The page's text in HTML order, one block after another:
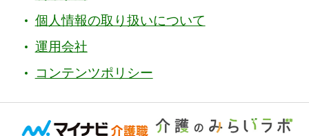
個人情報の取り扱いについて
運用会社
コンテンツポリシー